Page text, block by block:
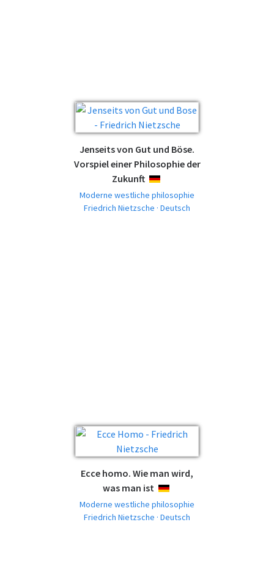
Jenseits von Gut und Böse.
Vorspiel einer Philosophie der
Zukunft DEUTSCH
Moderne westliche philosophie
Friedrich Nietzsche · Deutsch
Ecce homo. Wie man wird,
was man ist
DEUTSCH
Moderne westliche philosophie
Friedrich Nietzsche · Deutsch